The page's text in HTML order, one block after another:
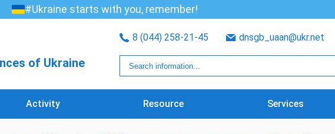
#Ukraine starts with you, remember!
of Ukraine
8 (044) 258-21-45 dnsgb_uaan@ukr.net
Activity Resource Services